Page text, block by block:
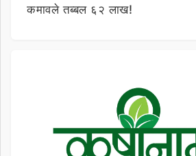
कमावले तब्बल ६२ लाख!